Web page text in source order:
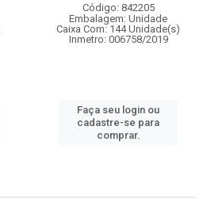
Código: 842205
Embalagem: Unidade
Caixa Com: 144 Unidade(s)
Inmetro: 006758/2019
Faça seu login ou
cadastre-se para
comprar.